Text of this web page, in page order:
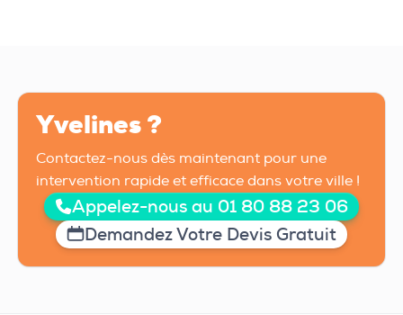
Yvelines ?
Contactez-nous dès maintenant pour une
intervention rapide et efficace dans votre ville !
Appelez-nous au 01 80 88 23 06
Demandez Votre Devis Gratuit